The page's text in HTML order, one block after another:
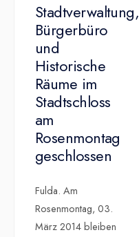
Stadtverwaltung,
Bürgerbüro
und
Historische
Räume im
Stadtschloss
am
Rosenmontag
geschlossen
Fulda. Am
Rosenmontag, 03.
März 2014 bleiben